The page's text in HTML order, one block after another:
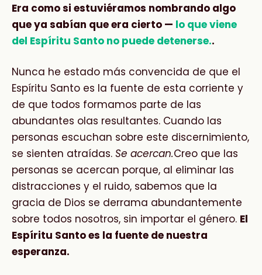
Era como si estuviéramos nombrando algo
que ya sabían que era cierto — lo que viene
del Espíritu Santo no puede detenerse..
Nunca he estado más convencida de que el
Espíritu Santo es la fuente de esta corriente y
de que todos formamos parte de las
abundantes olas resultantes. Cuando las
personas escuchan sobre este discernimiento,
se sienten atraídas. Se acercan.Creo que las
personas se acercan porque, al eliminar las
distracciones y el ruido, sabemos que la
gracia de Dios se derrama abundantemente
sobre todos nosotros, sin importar el género. El
Espíritu Santo es la fuente de nuestra
esperanza.